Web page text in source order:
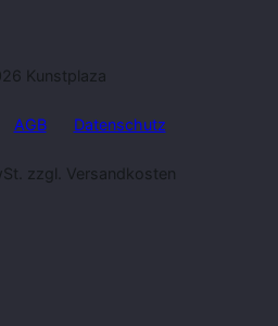
Kunstplaza
AGB Datenschutz
zzgl. Versandkosten